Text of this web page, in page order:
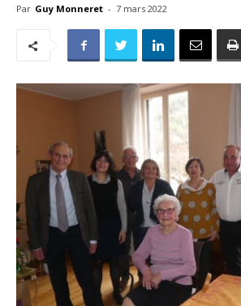
Par Guy Monneret - 7 mars 2022